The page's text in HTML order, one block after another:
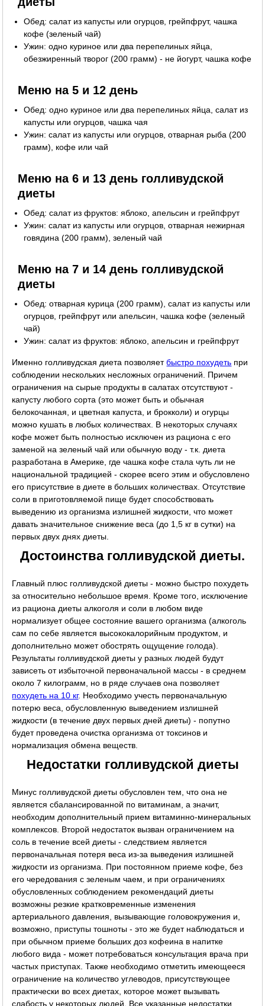
Обед: салат из капусты или огурцов, грейпфрут, чашка
кофе (зеленый чай)
Ужин: одно куриное или два перепелиных яйца,
обезжиренный творог (200 грамм) - не йогурт, чашка кофе
Меню на 5 и 12 день
Обед: одно куриное или два перепелиных яйца, салат из
капусты или огурцов, чашка чая
Ужин: салат из капусты или огурцов, отварная рыба (200
грамм), кофе или чай
Меню на 6 и 13 день голливудской
диеты
Обед: салат из фруктов: яблоко, апельсин и грейпфрут
Ужин: салат из капусты или огурцов, отварная нежирная
говядина (200 грамм), зеленый чай
Меню на 7 и 14 день голливудской
диеты
Обед: отварная курица (200 грамм), салат из капусты или
огурцов, грейпфрут или апельсин, чашка кофе (зеленый
чай)
Ужин: салат из фруктов: яблоко, апельсин и грейпфрут
Именно голливудская диета позволяетбыстро похудеть при
соблюдении нескольких несложных ограничений. Причем
ограничения на сырые продукты в салатах отсутствуют -
капусту любого сорта (это может быть и обычная
белокочанная, и цветная капуста, и брокколи) и огурцы
можно кушать в любых количествах. В некоторых случаях
кофе может быть полностью исключен из рациона с его
заменой на зеленый чай или обычную воду - т.к. диета
разработана в Америке, где чашка кофе стала чуть ли не
национальной традицией - скорее всего этим и обусловлено
его присутствие в диете в больших количествах. Отсутствие
соли в приготовляемой пище будет способствовать
выведению из организма излишней жидкости, что может
давать значительное снижение веса (до 1,5 кг в сутки) на
первых двух днях диеты.
Достоинства голливудской диеты.
Главный плюс голливудской диеты - можно быстро похудеть
за относительно небольшое время. Кроме того, исключение
из рациона диеты алкоголя и соли в любом виде
нормализует общее состояние вашего организма (алкоголь
сам по себе является высококалорийным продуктом, и
дополнительно может обострять ощущение голода).
Результаты голливудской диеты у разных людей будут
зависеть от избыточной первоначальной массы - в среднем
около 7 килограмм, но в ряде случаев она позволяет
похудеть на 10 кг. Необходимо учесть первоначальную
потерю веса, обусловленную выведением излишней
жидкости (в течение двух первых дней диеты) - попутно
будет проведена очистка организма от токсинов и
нормализация обмена веществ.
Недостатки голливудской диеты
Минус голливудской диеты обусловлен тем, что она не
является сбалансированной по витаминам, а значит,
необходим дополнительный прием витаминно-минеральных
комплексов. Второй недостаток вызван ограничением на
соль в течение всей диеты - следствием является
первоначальная потеря веса из-за выведения излишней
жидкости из организма. При постоянном приеме кофе, без
его чередования с зеленым чаем, и при ограничениях
обусловленных соблюдением рекомендаций диеты
возможны резкие кратковременные изменения
артериального давления, вызывающие головокружения и,
возможно, приступы тошноты - это же будет наблюдаться и
при обычном приеме больших доз кофеина в напитке
любого вида - может потребоваться консультация врача при
частых приступах. Также необходимо отметить имеющееся
ограничение на количество углеводов, присутствующее
практически во всех диетах, которое может вызывать
слабость у некоторых людей. Все указанные недостатки